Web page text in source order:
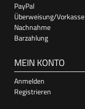
PayPal
Überweisung/Vorkasse
Nachnahme
Barzahlung
MEIN KONTO
Anmelden
Registrieren